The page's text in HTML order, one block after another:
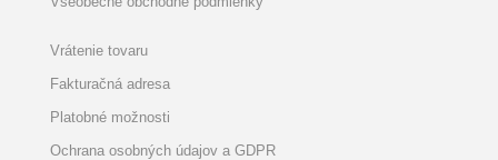
Vrátenie tovaru
Fakturačná adresa
Platobné možnosti
Ochrana osobných údajov a GDPR